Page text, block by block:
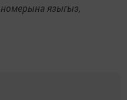
номерына языгыз,